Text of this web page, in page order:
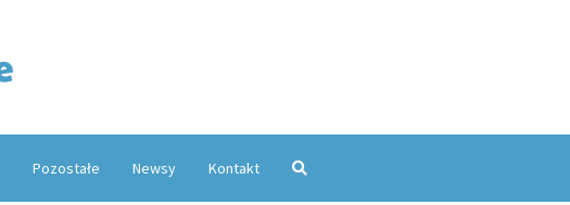
Pozostałe Newsy Kontakt